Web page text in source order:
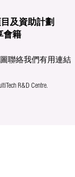
及資助計劃
會籍
聯絡我們有用連結
R&D Centre.